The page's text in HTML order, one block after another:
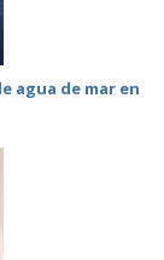
agua de mar en